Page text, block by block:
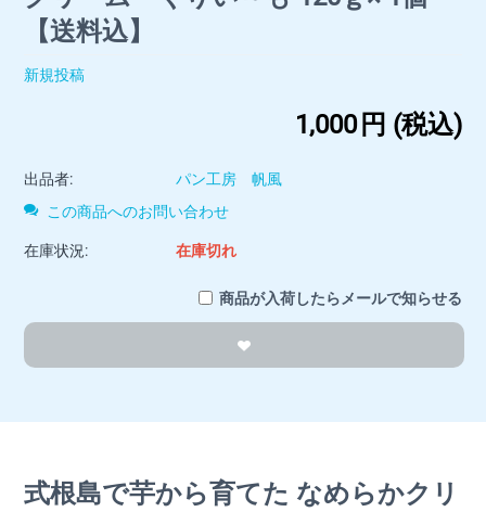
【送料込】
新規投稿
1,000 円 (税込)
出品者:
パン工房 帆風
この商品へのお問い合わせ
在庫状況: 在庫切れ
商品が入荷したらメールで知らせる
式根島で芋から育てた なめらかクリ